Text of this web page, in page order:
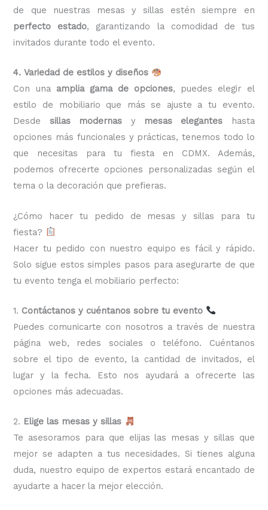
de que nuestras mesas y sillas estén siempre en
perfecto estado, garantizando la comodidad de tus
invitados durante todo el evento.
4. Variedad de estilos y diseños
Con una amplia gama de opciones, puedes elegir el
estilo de mobiliario que más se ajuste a tu evento.
Desde sillas modernas y mesas elegantes hasta
opciones más funcionales y prácticas, tenemos todo lo
que necesitas para tu fiesta en CDMX. Además,
podemos ofrecerte opciones personalizadas según el
tema o la decoración que prefieras.
¿Cómo hacer tu pedido de mesas y sillas para tu
fiesta?
Hacer tu pedido con nuestro equipo es fácil y rápido.
Solo sigue estos simples pasos para asegurarte de que
tu evento tenga el mobiliario perfecto:
1. Contáctanos y cuéntanos sobre tu evento
Puedes comunicarte con nosotros a través de nuestra
página web, redes sociales o teléfono. Cuéntanos
sobre el tipo de evento, la cantidad de invitados, el
lugar y la fecha. Esto nos ayudará a ofrecerte las
opciones más adecuadas.
2. Elige las mesas y sillas
Te asesoramos para que elijas las mesas y sillas que
mejor se adapten a tus necesidades. Si tienes alguna
duda, nuestro equipo de expertos estará encantado de
ayudarte a hacer la mejor elección.